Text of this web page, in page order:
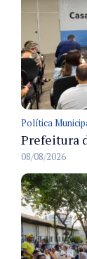
Política
08/08/2026